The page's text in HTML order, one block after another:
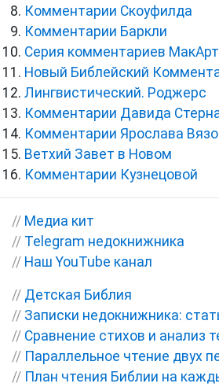
Комментарии Скоуфилда
Комментарии Баркли
Серия комментариев
Новый Библейский
Лингвистический. Роджерс
Комментарии Давида
Комментарии Ярослава
Ветхий Завет в Новом
Комментарии Кузнецовой
// Медиа кит
// Telegram недокнижника
// Наш YouTube канал
// Детская Библия
// Записки недокнижника:
// Сравнение стихов и анализ
// Параллельное чтение двух
// План чтения Библии на